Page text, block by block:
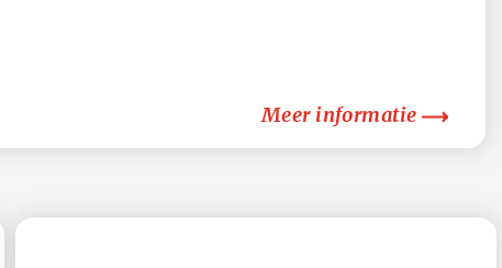
Meer informatie